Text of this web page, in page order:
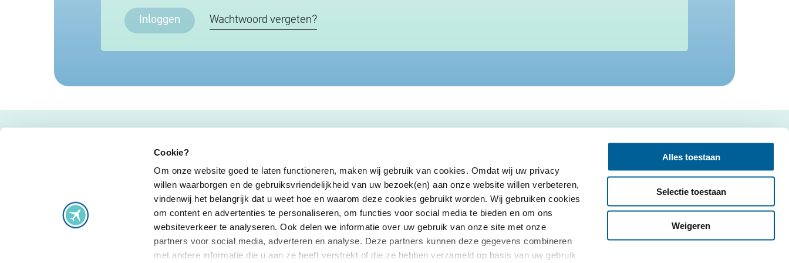
Cookie?
Om onze website goed te laten functioneren, maken wij gebruik van cookies. Omdat wij uw privacy
willen waarborgen en de gebruiksvriendelijkheid van uw bezoek(en) aan onze website willen verbeteren,
vindenwij het belangrijk dat u weet hoe en waarom deze cookies gebruikt worden. Wij gebruiken cookies
om content en advertenties te personaliseren, om functies voor social media te bieden en om ons
websiteverkeer te analyseren. Ook delen we informatie over uw gebruik van onze site met onze
partners voor social media, adverteren en analyse. Deze partners kunnen deze gegevens combineren
met andere informatie die u aan ze heeft verstrekt of die ze hebben verzameld op basis van uw gebruik
Alles toestaan
Selectie toestaan
Weigeren
Inloggen Wachtwoord vergeten?
Vlucht gewijzigd
Aansluiting gemist
Staking
Extra gemaakte kosten
Veelgestelde vragen
Samenwerken
Pers
Blog
Claim annuleren
EUclaim bv
Vossenstraat 6
6811 JL Arnhem
088-0066466
customercare@euclaim.nl